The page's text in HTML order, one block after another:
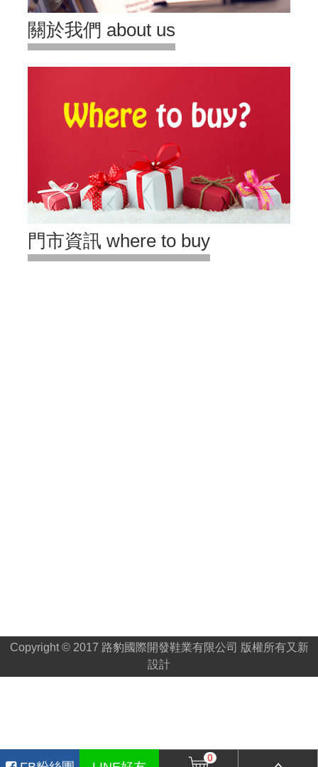
關於我們 about us
門市資訊 where to buy
Copyright © 2017 路豹國際開發鞋業有限公司 版權所有又新
設計
0